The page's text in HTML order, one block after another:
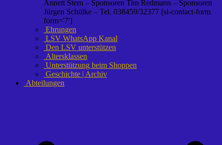
Annett Stern – Sponsoren Tim Redmann – Sponsoren
Jürgen Schülke – Tel. 038459/32377 [si-contact-form
form='7']
Ehrungen
LSV WhatsApp Kanal
Den LSV unterstützen
Altersklassen
Unterstützung beim Shoppen
Geschichte | Archiv
Abteilungen